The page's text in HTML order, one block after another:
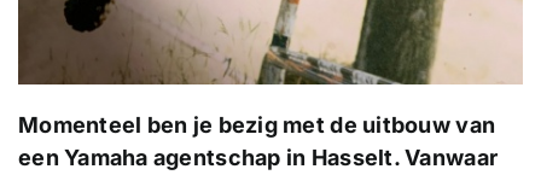
Momenteel ben je bezig met de uitbouw van
een Yamaha agentschap in Hasselt. Vanwaar